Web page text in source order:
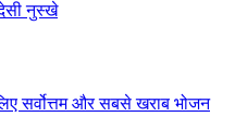
नुस्खे
सर्वोत्तम और सबसे खराब भोजन